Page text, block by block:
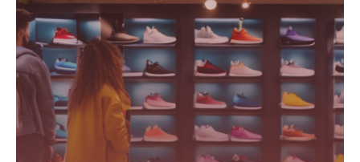
4 juillet 2025